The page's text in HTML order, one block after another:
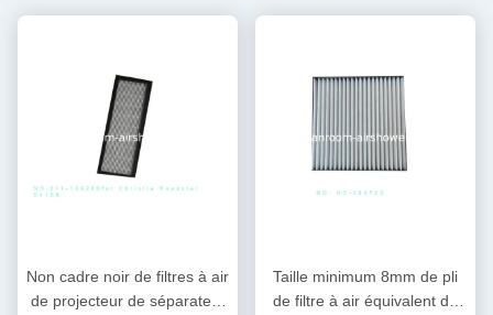
Non cadre noir de filtres à air
de projecteur de séparateur
Taille minimum 8mm de pli
de filtre à air équivalent de